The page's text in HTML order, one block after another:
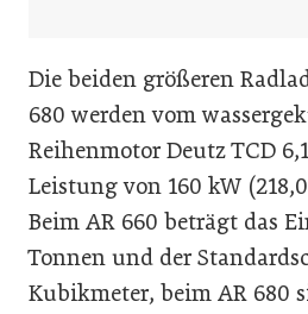
Die beiden größeren
680 werden vom
Reihenmotor Deutz TCD
Leistung von 160 kW
Beim AR 660 beträgt das
Tonnen und der
Kubikmeter, beim AR 680